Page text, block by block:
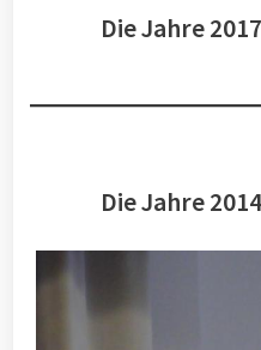
Die Jahre
Die Jahre